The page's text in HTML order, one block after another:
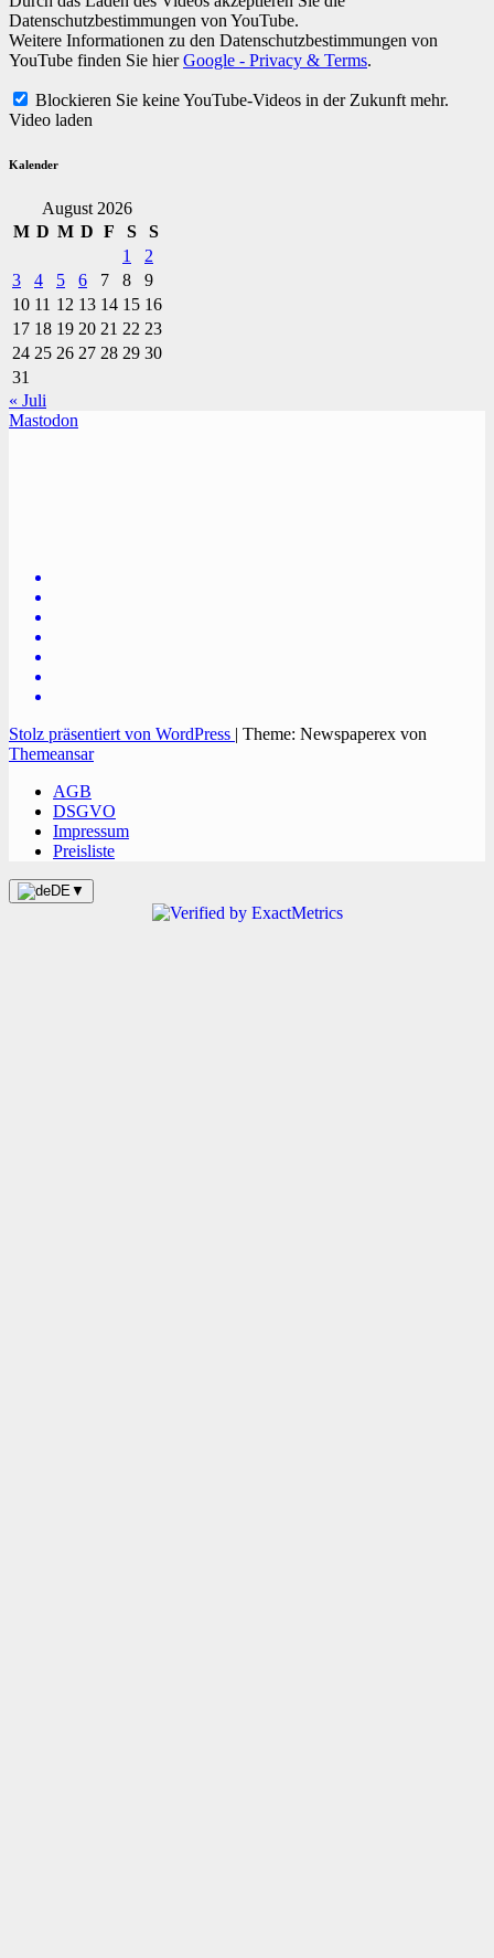
Datenschutzbestimmungen von YouTube.
Weitere Informationen zu den Datenschutzbestimmungen von
YouTube finden Sie hierGoogle - Privacy & Terms.
Blockieren Sie keine YouTube-Videos in der Zukunft mehr.
Video laden
Kalender
August 2026
M D M D F S
S
1
2
3
4 5 6 7 8
9
10 11 12 13 14 15 16
17 18 19 20 21 22 23
24 25 26 27 28 29 30
31
« Juli
Mastodon
Stolz präsentiert von WordPress | Theme: Newspaperex von
Themeansar
AGB
DSGVO
Impressum
Preisliste
DE ▼